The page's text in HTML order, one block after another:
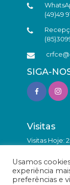
(49)49
SIGA-
Visitas
Visitas Hoje:
Usamos
experiência
preferências e